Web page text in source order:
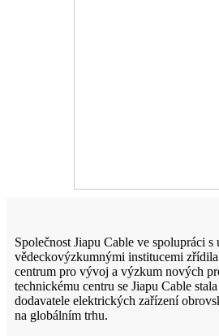
Společnost Jiapu Cable ve spolupráci s
vědeckovýzkumnými institucemi
centrum pro vývoj a výzkum nových
technickému centru se Jiapu Cable
dodavatele elektrických zařízení
na globálním trhu.